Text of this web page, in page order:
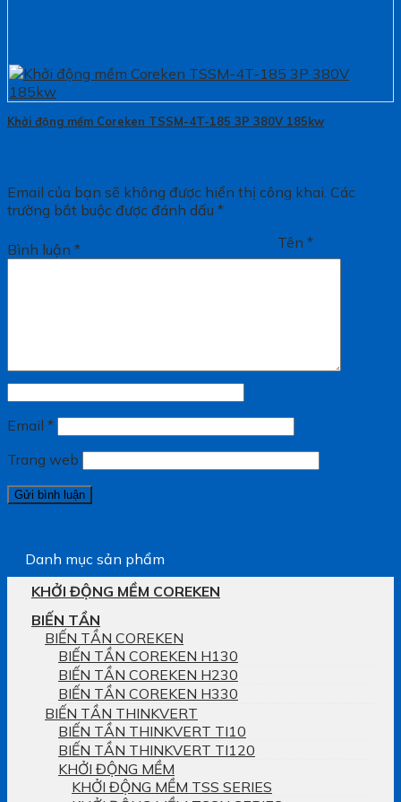
Khởi động mềm Coreken TSSM-4T-185 3P 380V 185kw
Email của bạn sẽ không được hiển thị công khai. Các
trường bắt buộc được đánh dấu *
Bình luận * Tên*
Email *
Trang web
Danh mục sản phẩm
KHỞI ĐỘNG MỀM COREKEN
BIẾN TẦN
BIẾN TẦN COREKEN
BIẾN TẦN COREKEN H130
BIẾN TẦN COREKEN H230
BIẾN TẦN COREKEN H330
BIẾN TẦN THINKVERT
BIẾN TẦN THINKVERT TI10
BIẾN TẦN THINKVERT TI120
KHỞI ĐỘNG MỀM
KHỞI ĐỘNG MỀM TSS SERIES